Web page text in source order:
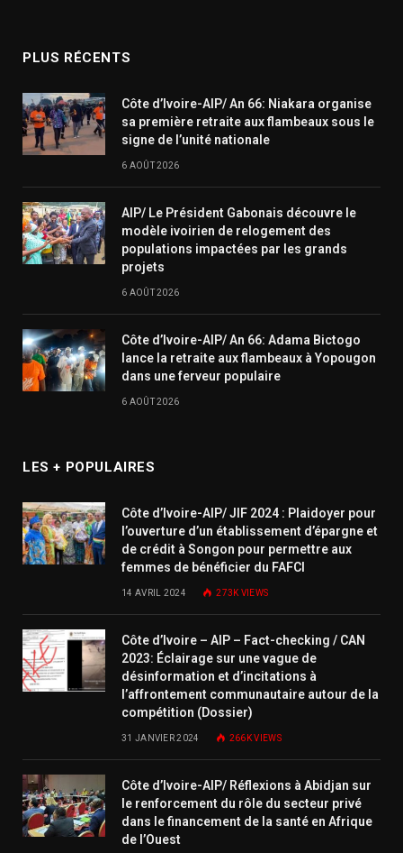
PLUS RÉCENTS
Côte d’Ivoire-AIP/ An 66: Niakara organise
sa première retraite aux flambeaux sous le
signe de l’unité nationale
6 AOÛT 2026
AIP/ Le Président Gabonais découvre le
modèle ivoirien de relogement des
populations impactées par les grands
projets
6 AOÛT 2026
Côte d’Ivoire-AIP/ An 66: Adama Bictogo
lance la retraite aux flambeaux à Yopougon
dans une ferveur populaire
6 AOÛT 2026
LES + POPULAIRES
Côte d’Ivoire-AIP/ JIF 2024 : Plaidoyer pour
l’ouverture d’un établissement d’épargne et
de crédit à Songon pour permettre aux
femmes de bénéficier du FAFCI
14 AVRIL 2024 273K VIEWS
Côte d’Ivoire – AIP – Fact-checking / CAN
2023: Éclairage sur une vague de
désinformation et d’incitations à
l’affrontement communautaire autour de la
compétition (Dossier)
31 JANVIER 2024 266KVIEWS
Côte d’Ivoire-AIP/ Réflexions à Abidjan sur
le renforcement du rôle du secteur privé
dans le financement de la santé en Afrique
de l’Ouest